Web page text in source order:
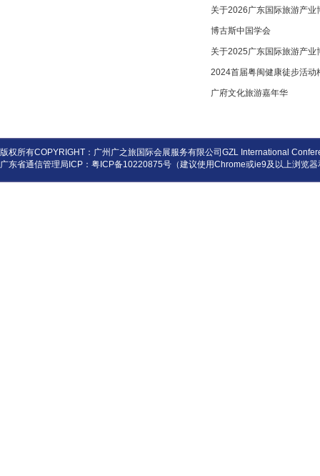
关于2026广东国际旅游产业
博古斯中国学会
关于2025广东国际旅游产业
2024首届粤闽健康徒步活动
广府文化旅游嘉年华
版权所有COPYRIGHT：广州广之旅国际会展服务有限公司GZL International
广东省通信管理局ICP： 粤ICP备10220875号 （建议使用Chrome或ie9及以上浏览